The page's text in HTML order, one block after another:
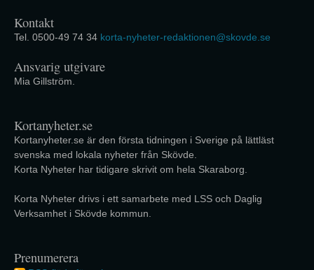
Kontakt
Tel. 0500-49 74 34 korta-nyheter-redaktionen@skovde.se
Ansvarig utgivare
Mia Gillström.
Kortanyheter.se
Kortanyheter.se är den första tidningen i Sverige på lättläst
svenska med lokala nyheter från Skövde.
Korta Nyheter har tidigare skrivit om hela Skaraborg.
Korta Nyheter drivs i ett samarbete med LSS och Daglig
Verksamhet i Skövde kommun.
Prenumerera